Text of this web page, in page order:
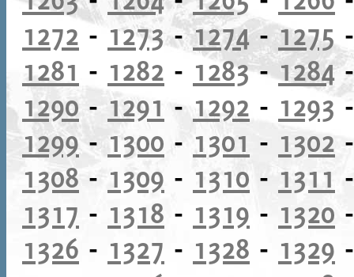
1272 - 1273-1274-1275
1281 - 1282 - 1283-1284
1290 -1291 - 1292 - 1293
1299- 1300 - 1301 - 1302
1308 - 1309 - 1310 - 1311
1317 - 1318 - 1319 - 1320
1326 - 1327 - 1328 - 1329